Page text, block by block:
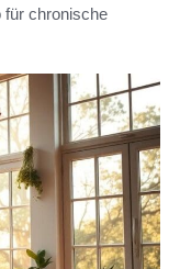
für chronische